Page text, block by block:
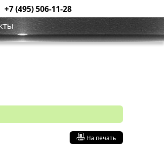
+7 (495) 506-11-28
На печать